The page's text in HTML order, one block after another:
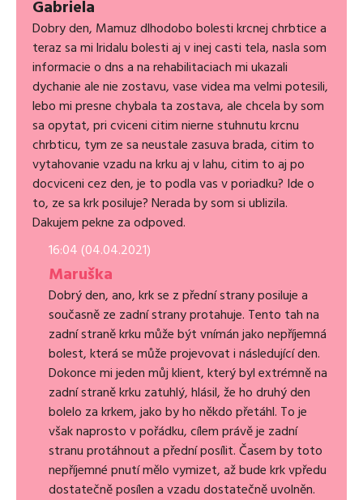
Gabriela
Dobry den, Mamuz dlhodobo bolesti krcnej chrbtice a
teraz sa mi lridalu bolesti aj v inej casti tela, nasla som
informacie o dns a na rehabilitaciach mi ukazali
dychanie ale nie zostavu, vase videa ma velmi potesili,
lebo mi presne chybala ta zostava, ale chcela by som
sa opytat, pri cviceni citim nierne stuhnutu krcnu
chrbticu, tym ze sa neustale zasuva brada, citim to
vytahovanie vzadu na krku aj v lahu, citim to aj po
docviceni cez den, je to podla vas v poriadku? Ide o
to, ze sa krk posiluje? Nerada by som si ublizila.
Dakujem pekne za odpoved.
16:04 (04.04.2021)
Maruška
Dobrý den, ano, krk se z přední strany posiluje a
současně ze zadní strany protahuje. Tento tah na
zadní straně krku může být vnímán jako nepříjemná
bolest, která se může projevovat i následující den.
Dokonce mi jeden můj klient, který byl extrémně na
zadní straně krku zatuhlý, hlásil, že ho druhý den
bolelo za krkem, jako by ho někdo přetáhl. To je
však naprosto v pořádku, cílem právě je zadní
stranu protáhnout a přední posílit. Časem by toto
nepříjemné pnutí mělo vymizet, až bude krk vpředu
dostatečně posílen a vzadu dostatečně uvolněn.